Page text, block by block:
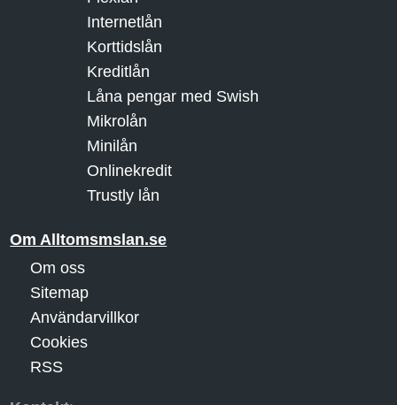
Internetlån
Korttidslån
Kreditlån
Låna pengar med Swish
Mikrolån
Minilån
Onlinekredit
Trustly lån
Om Alltomsmslan.se
Om oss
Sitemap
Användarvillkor
Cookies
RSS